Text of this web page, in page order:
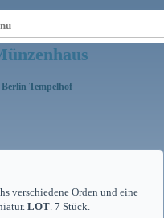
Tempelhof
verschiedene Orden und eine
LOT. 7 Stück.